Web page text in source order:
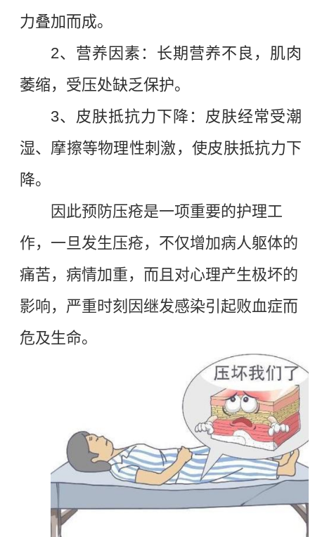
力叠加而成。
2、营养因素：长期营养不良，肌肉
萎缩，受压处缺乏保护。
3、皮肤抵抗力下降：皮肤经常受潮
湿、摩擦等物理性刺激，使皮肤抵抗力下
降。
因此预防压疮是一项重要的护理工
作，一旦发生压疮，不仅增加病人躯体的
痛苦，病情加重，而且对心理产生极坏的
影响，严重时刻因继发感染引起败血症而
危及生命。